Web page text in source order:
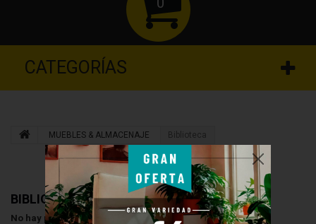
CATEGORÍAS
MUEBLES & ALMACENAJE Biblioteca
BIBLIOTECA
No hay productos en esta categoría